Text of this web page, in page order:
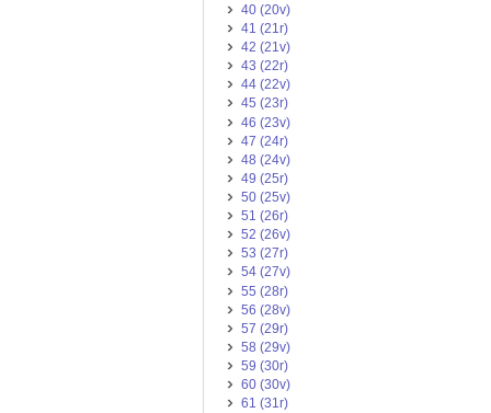
40 (20v)
41 (21r)
42 (21v)
43 (22r)
44 (22v)
45 (23r)
46 (23v)
47 (24r)
48 (24v)
49 (25r)
50 (25v)
51 (26r)
52 (26v)
53 (27r)
54 (27v)
55 (28r)
56 (28v)
57 (29r)
58 (29v)
59 (30r)
60 (30v)
61 (31r)